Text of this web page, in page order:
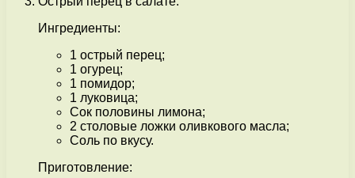
Ингредиенты:
1 острый перец;
1 огурец;
1 помидор;
1 луковица;
Сок половины лимона;
2 столовые ложки оливкового масла;
Соль по вкусу.
Приготовление: